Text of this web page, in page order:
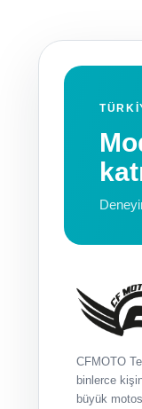
CFMOTO
binlerce
büyük